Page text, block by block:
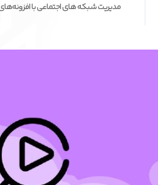
مدیریت شبکه های اجتماعی با